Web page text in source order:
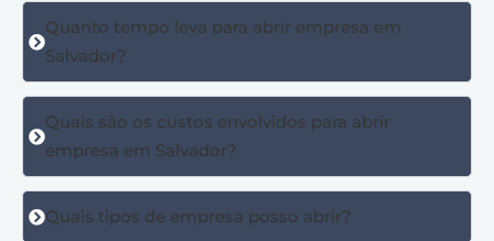
Quanto tempo leva para abrir empresa em
Salvador?
Quais são os custos envolvidos para abrir
empresa em Salvador?
Quais tipos de empresa posso abrir?